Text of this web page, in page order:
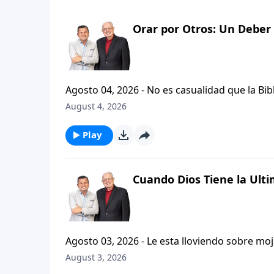
Orar por Otros: Un Deber
Agosto 04, 2026 - No es casualidad que la Biblia contenga
profetas, apostoles...de gente comun y
especifica.
August 4, 2026
Play
Cuando Dios Tiene la
Agosto 03, 2026 - Le esta lloviendo sobre mojado? Siente que el dolor y el sufrimiento se han
ilimitadamente en su vida? Santiago,
August 3, 2026